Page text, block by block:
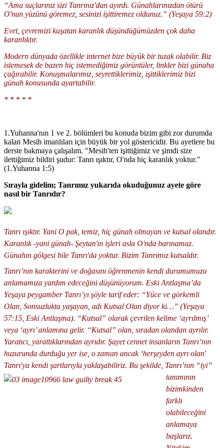
“Ama suçlarınız sizi Tanrınız'dan ayırdı. Günahlarınızdan ötürü
O'nun yüzünü göremez, sesinizi işittiremez oldunuz.” (Yeşaya 59:2)
Evet, çevremizi kuşatan karanlık düşündüğümüzden çok daha
karanlıktır.
Modern dünyada özellikle internet bize büyük bir tuzak olabilir. Biz
istemesek de bazen hiç istemediğimiz görüntüler, linkler bizi günaha
çağırabilir. Konuşmalarımız, seyrettiklerimiz, işittiklerimiz bizi
günah konusunda ayartabilir.
* * * * *
1.Yuhanna'nın 1 ve 2. bölümleri bu konuda bizim gibi zor durumda
kalan Mesih imanlıları için büyük bir yol göstericidir. Bu ayetlere bu
derste bakmaya çalışalım. "Mesih'ten işittiğimiz ve şimdi size
ilettiğimiz bildiri şudur: Tanrı ışıktır, O'nda hiç karanlık yoktur."
(1.Yuhanna 1:5)
Sırayla gidelim; Tanrımız yukarıda okuduğunuz ayete göre
nasıl bir Tanrıdır?
Tanrı ışıktır. Yani O pak, temiz, hiç günah olmayan ve kutsal olandır.
Karanlık -yani günah- Şeytan'ın işleri asla O'nda barınamaz.
Günahın gölgesi bile Tanrı'da yoktur. Bizim Tanrımız kutsaldır.
Tanrı’nın karakterini ve doğasını öğrenmenin kendi durumumuzu
anlamamıza yardım edeceğini düşünüyorum. Eski Antlaşma’da
Yeşaya peygamber Tanrı’yı şöyle tarif eder: “Yüce ve görkemli
Olan, Sonsuzlukta yaşayan, adı Kutsal Olan diyor ki…” (Yeşaya
57:15, Eski Antlaşma). “Kutsal” olarak çevrilen kelime ‘ayrılmış’
veya ‘ayrı’ anlamına gelir. “Kutsal” olan, sıradan olandan ayrılır.
Yaratıcı, yarattıklarından ayrıdır. Şayet cennet insanların Tanrı’nın
huzurunda durduğu yer ise, o zaman ancak ‘herşeyden ayrı olan'
Tanrı'ya kendi şartlarıyla yaklaşabiliriz. Bu şekilde, Tanrı’nın “iyi”
tanımının
bizimkinden
farklı
olabileceğini
anlamaya
başlarız.